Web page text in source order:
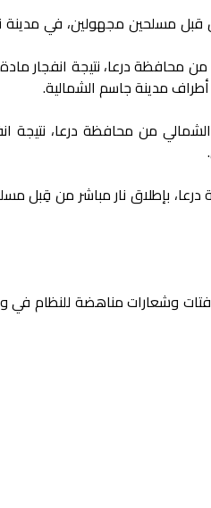
قبل مسلحين مجهولين، في
محافظة درعا، نتيجة انفجار
مدينة جاسم الشمالية.
إنخل في الريف الشمالي من محافظة درعا، نتيجة
بإطلاق نار مباشر من قِبل
وشعارات مناهضة للنظام